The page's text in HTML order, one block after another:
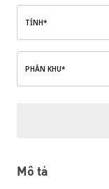
TỈNH*
PHÂN KHU*
Mô tả